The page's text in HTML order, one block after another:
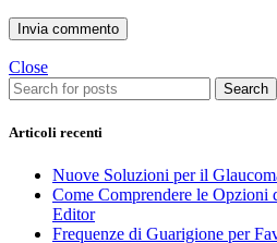
Close
Search
Articoli recenti
Nuove Soluzioni per il
Come Comprendere le Opzioni
Editor
Frequenze di Guarigione per